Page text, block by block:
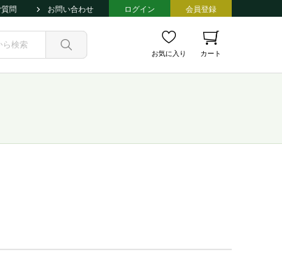
問 お問い合わせ ログイン 会員登録
お気に入り カート